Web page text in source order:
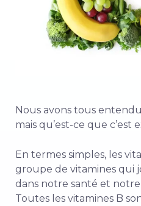
Nous avons tous
mais qu’est-ce que c’est
En termes simples, les
groupe de vitamines qui
dans notre santé et
Toutes les vitamines B